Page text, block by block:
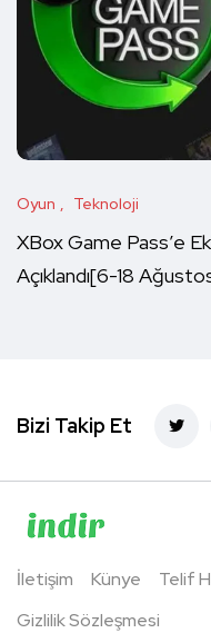
Oyun Teknoloji
XBox Game Pass’e
Açıklandı[6-18
Bizi Takip Et
İletişim Künye Telif
Gizlilik Sözleşmesi